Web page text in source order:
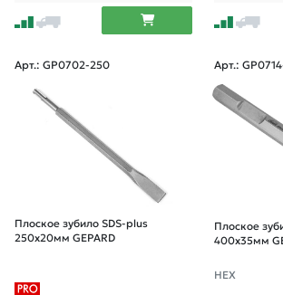
Арт.: GP0702-250
Плоское зубило SDS-plus
250х20мм GEPARD
Арт.:
Плоское
400x35мм
НЕХ